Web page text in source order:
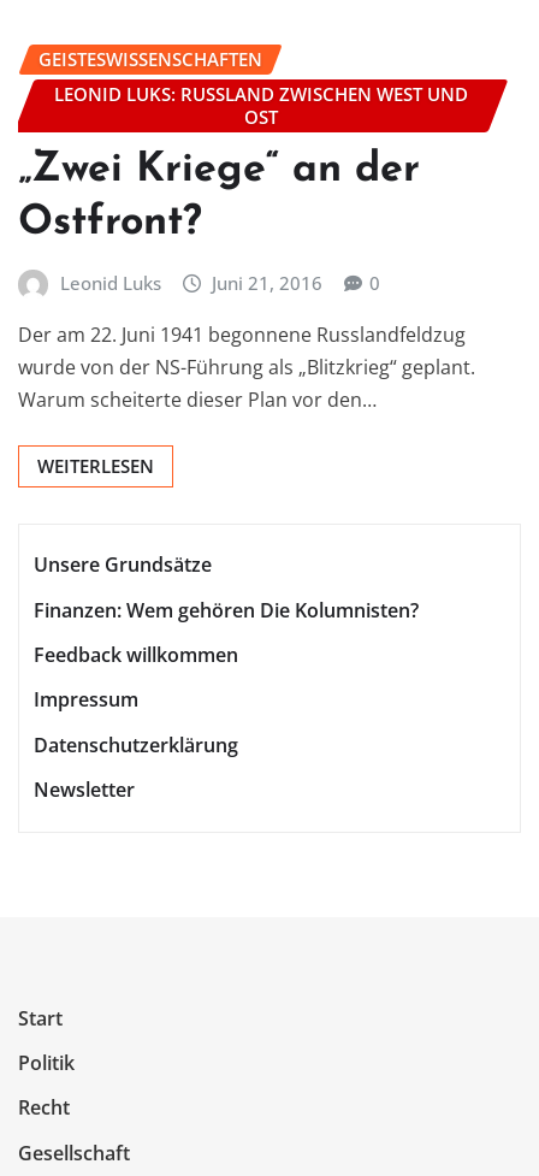
GEISTESWISSENSCHAFTEN
LEONID LUKS: RUSSLAND ZWISCHEN WEST UND
OST
„Zwei Kriege“ an der
Ostfront?
Leonid Luks Juni 21, 2016 0
Der am 22. Juni 1941 begonnene Russlandfeldzug
wurde von der NS-Führung als „Blitzkrieg“ geplant.
Warum scheiterte dieser Plan vor den…
WEITERLESEN
Unsere Grundsätze
Finanzen: Wem gehören Die Kolumnisten?
Feedback willkommen
Impressum
Datenschutzerklärung
Newsletter
Start
Politik
Recht
Gesellschaft